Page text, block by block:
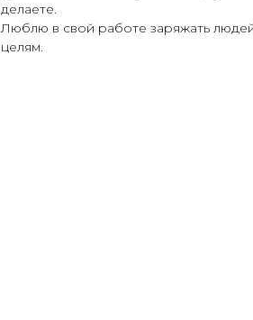
делаете.
Люблю в свой работе заряжать
целям.